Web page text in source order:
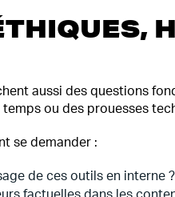
aussi des questions
ou des prouesses
se demander :
de ces outils en interne ?